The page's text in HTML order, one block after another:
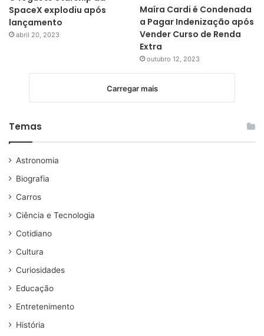
SpaceX explodiu após
lançamento
abril 20, 2023
Maíra Cardi é Condenada
a Pagar Indenização após
Vender Curso de Renda
Extra
outubro 12, 2023
Carregar mais
Temas
Astronomia
Biografia
Carros
Ciência e Tecnologia
Cotidiano
Cultura
Curiosidades
Educação
Entretenimento
História